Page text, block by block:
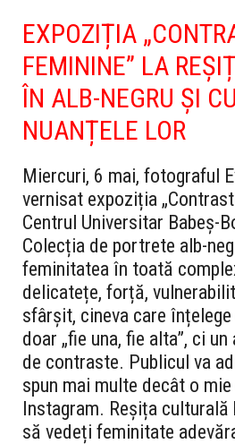
EXPOZIȚIA
FEMININE” LA
ÎN ALB-NEGRU ȘI
NUANȚELE LOR
Miercuri, 6 mai, fotograful
vernisat expoziția
Centrul Universitar Babeș-
Colecția de portrete alb-
feminitatea în toată
delicatețe, forță,
sfârșit, cineva care
doar „fie una, fie alta”, ci
de contraste. Publicul va
spun mai multe decât o
Instagram. Reșița
să vedeți feminitate